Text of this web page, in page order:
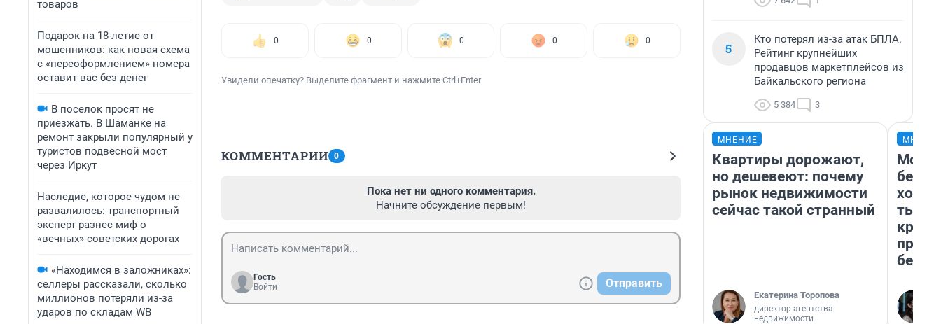
товаров
Подарок на 18-летие от
мошенников: как новая схема
с «переоформлением» номера
оставит вас без денег
В поселок просят не
приезжать. В Шаманке на
ремонт закрыли популярный у
туристов подвесной мост
через Иркут
Наследие, которое чудом не
развалилось: транспортный
эксперт разнес миф о
«вечных» советских дорогах
«Находимся в заложниках»:
селлеры рассказали, сколько
миллионов потеряли из-за
ударов по складам WB
0 0 0 0 0
Увидели опечатку? Выделите фрагмент и нажмите Ctrl+Enter
КОММЕНТАРИИ 0
Пока нет ни одного комментария.
Начните обсуждение первым!
Гость
Войти
Отправить
5
Кто потерял из-за атак БПЛА.
Рейтинг крупнейших
продавцов маркетплейсов из
Байкальского региона
5 384 3
МНЕНИЕ
Квартиры дорожают,
но дешевеют: почему
рынок недвижимости
сейчас такой странный
Екатерина Торопова
директор агентства
недвижимости
Мой